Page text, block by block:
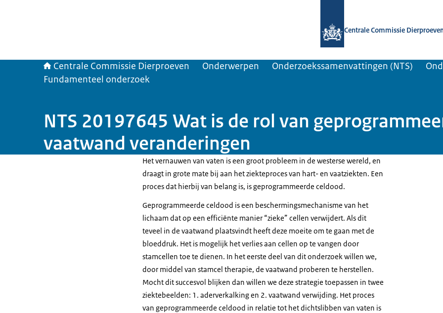
Centrale Commissie
Centrale Commissie Dierproeven Onderwerpen Onderzoekssamenvattingen (NTS)
Fundamenteel onderzoek
NTS 20197645 Wat is de rol van
vaatwand veranderingen
Het vernauwen van vaten is een groot probleem in de westerse wereld, en
draagt in grote mate bij aan het ziekteproces van hart- en vaatziekten. Een
proces dat hierbij van belang is, is geprogrammeerde celdood.
Geprogrammeerde celdood is een beschermingsmechanisme van het
lichaam dat op een efficiënte manier “zieke” cellen verwijdert. Als dit
teveel in de vaatwand plaatsvindt heeft deze moeite om te gaan met de
bloeddruk. Het is mogelijk het verlies aan cellen op te vangen door
stamcellen toe te dienen. In het eerste deel van dit onderzoek willen we,
door middel van stamcel therapie, de vaatwand proberen te herstellen.
Mocht dit succesvol blijken dan willen we deze strategie toepassen in twee
ziektebeelden: 1. aderverkalking en 2. vaatwand verwijding. Het proces
van geprogrammeerde celdood in relatie tot het dichtslibben van vaten is